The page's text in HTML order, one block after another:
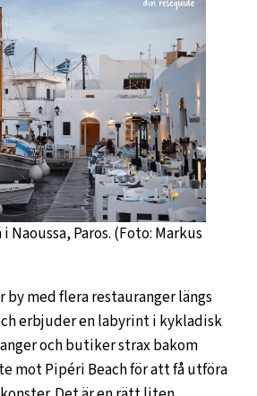
Naoussa, Paros. (Foto: Markus
by med flera restauranger längs
erbjuder en labyrint i kykladisk
och butiker strax bakom
mot Pipéri Beach för att få utföra